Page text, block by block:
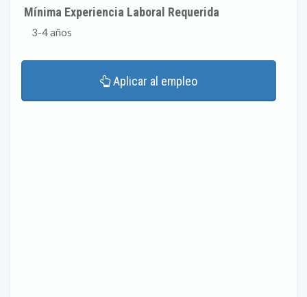
Mínima Experiencia Laboral Requerida
3-4 años
Aplicar al empleo